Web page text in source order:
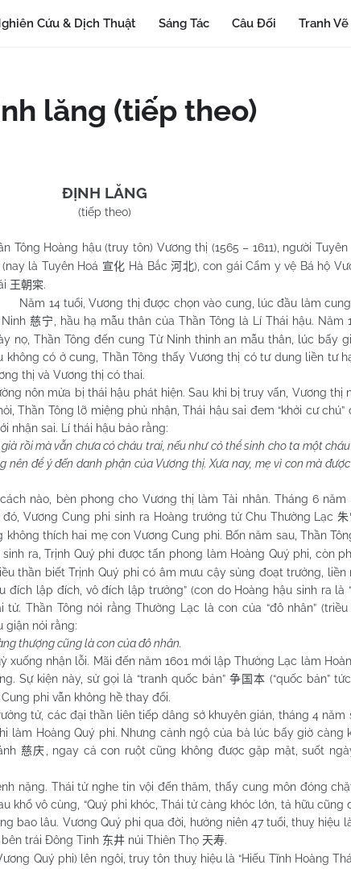
Cứu & Dịch Thuật Sáng Tác Câu Đối Tranh Vẽ
lăng (tiếp theo)
ĐỊNH LĂNG
(tiếp theo)
Tông Hoàng hậu (truy tôn) Vương thị (1565 – 1611), người
(nay là Tuyên Hoá 宣化 Hà Bắc河北), con gái Cẩm y vệ Bá hộ
王朝寀.
14 tuổi, Vương thị được chọn vào cung, lúc đầu làm cung
慈宁
, hầu hạ mẫu thân của Thần Tông là Lí Thái hậu. Năm
nọ, Thần Tông đến cung Từ Ninh thỉnh an mẫu thân, lúc bấy
không có ở cung, Thần Tông thấy Vương thị có tư dung liền tư
thị và Vương thị có thai.
mửa bị thái hậu phát hiện. Sau khi bị truy vấn, Vương thị
Thần Tông lỡ miệng phủ nhận, Thái hậu sai đem “khởi cư chú”
nhận sai. Lí thái hậu bảo rằng:
rồi mà vẫn chưa có cháu trai, nếu như có thể sinh cho ta một
để ý đến danh phận của Vương thị. Xưa nay, mẹ vì con mà được
bèn phong cho Vương thị làm Tài nhân. Tháng 6 năm
Vương Cung phi sinh ra Hoàng trưởng tử Chu Thường Lạc
không thích hai mẹ con Vương Cung phi. Bốn năm sau, Thần
ra, Trịnh Quý phi được tấn phong làm Hoàng Quý phi, còn
thần biết Trịnh Quý phi có âm mưu cậy sủng đoạt trưởng, liền
đích lập đích, vô đích lập trưởng” (con do Hoàng hậu sinh ra là
Thần Tông nói rằng Thường Lạc là con của “đô nhân” (triều
giận nói rằng:
thượng cũng là con của đô nhân.
nhận lỗi. Mãi đến năm 1601 mới lập Thường Lạc làm
Sự kiện này, sử gọi là “tranh quốc bản” 争国本 (“quốc bản”
phi vẫn không hề thay đổi.
tử, các đại thần liên tiếp dâng sớ khuyên gián, tháng 4 năm
làm Hoàng Quý phi. Nhưng cảnh ngộ của bà lúc bấy giờ càng
慈庆
, ngay cả con ruột cũng không được gặp mặt, suốt
nặng. Thái tử nghe tin vội đến thăm, thấy cung môn đóng
khổ vô cùng, “Quý phi khóc, Thái tử càng khóc lớn, tả hữu cũng
bao lâu. Vương Quý phi qua đời, hưởng niên 47 tuổi, thuỵ hiệu
bên trái Đông Tỉnh 东井 núi Thiên Thọ 天寿.
Quý phi) lên ngôi, truy tôn thuỵ hiệu là “Hiếu Tĩnh Hoàng